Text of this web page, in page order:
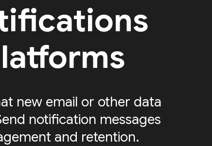
new email or other data
notification messages
and retention.